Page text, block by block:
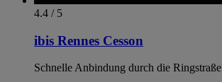
4.4 / 5
ibis Rennes Cesson
Schnelle Anbindung durch die Ringstraße